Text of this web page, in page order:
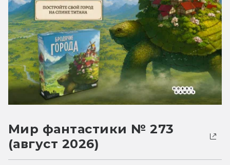
Мир фантастики № 273
(август 2026)